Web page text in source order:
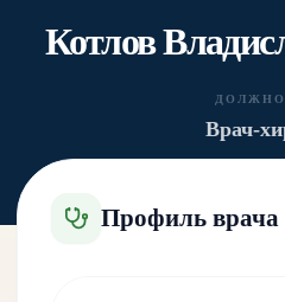
Котлов
Врач-
Профиль врача